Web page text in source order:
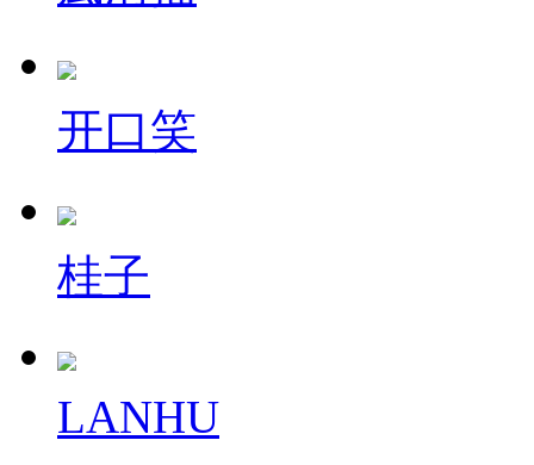
开口笑
桂子
LANHU